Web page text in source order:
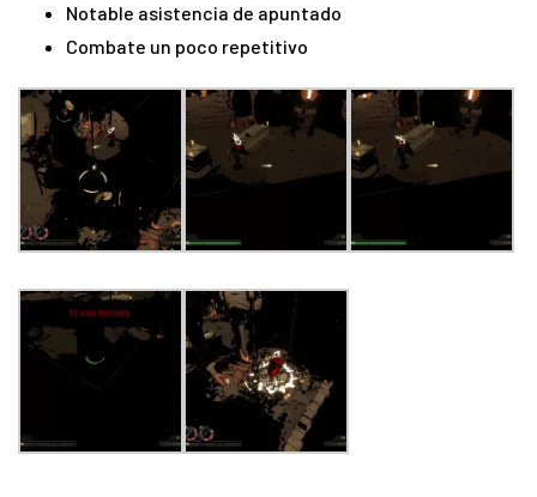
Notable asistencia de apuntado
Combate un poco repetitivo